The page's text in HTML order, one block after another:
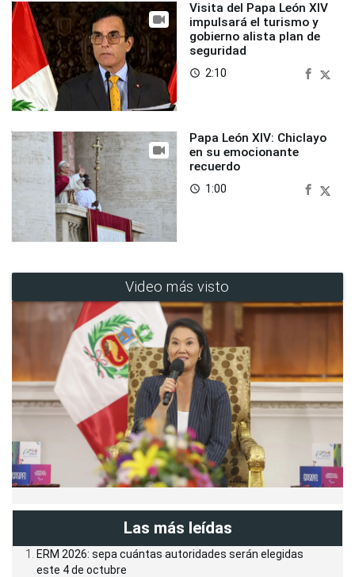
Visita del Papa León XIV
impulsará el turismo y
gobierno alista plan de
seguridad
access_time 2:10
Papa León XIV: Chiclayo
en su emocionante
recuerdo
access_time 1:00
Video más visto
Las más leídas
ERM 2026: sepa cuántas autoridades serán elegidas
este 4 de octubre